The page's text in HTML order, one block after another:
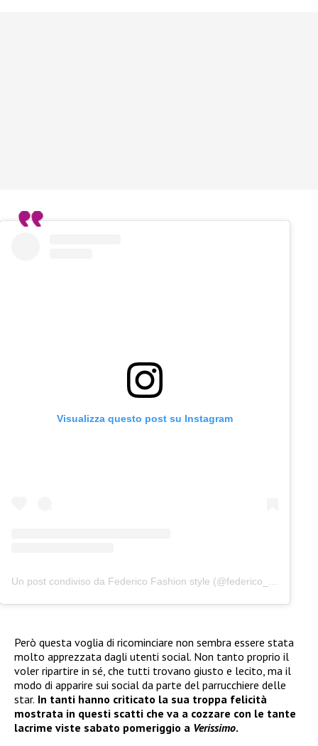
Visualizza questo post su Instagram
Però questa voglia di ricominciare non sembra essere stata
molto apprezzata dagli utenti social. Non tanto proprio il
voler ripartire in sé, che tutti trovano giusto e lecito, ma il
modo di apparire sui social da parte del parrucchiere delle
star. In tanti hanno criticato la sua troppa felicità
mostrata in questi scatti che va a cozzare con le tante
lacrime viste sabato pomeriggio a Verissimo.